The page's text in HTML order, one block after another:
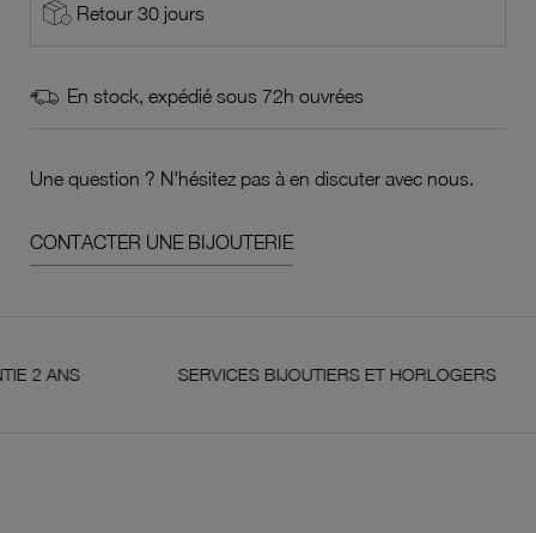
Retour 30 jours
En stock, expédié sous 72h ouvrées
Une question ? N'hésitez pas à en discuter avec nous.
CONTACTER UNE BIJOUTERIE
SERVICES BIJOUTIERS ET HORLOGERS